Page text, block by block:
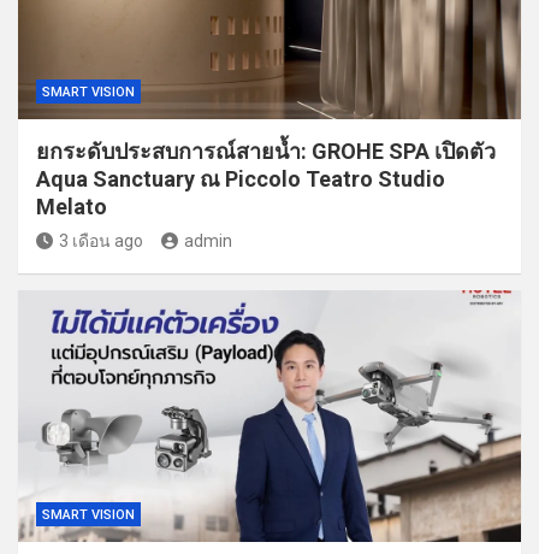
SMART VISION
ยกระดับประสบการณ์สายน้ำ: GROHE SPA เปิดตัว
Aqua Sanctuary ณ Piccolo Teatro Studio
Melato
3 เดือน ago admin
SMART VISION